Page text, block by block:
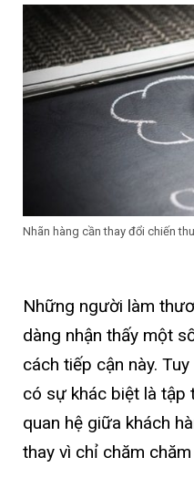
Nhãn hàng cần thay đổi chiến
Những người làm
dàng nhận thấy một
cách tiếp cận này. Tuy
có sự khác biệt là tập
quan hệ giữa khách
thay vì chỉ chăm